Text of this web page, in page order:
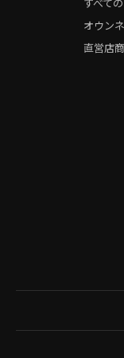
オウン
直営店